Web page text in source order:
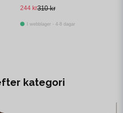
310 kr
244 kr
I webblager - 4-8 dagar
kategori